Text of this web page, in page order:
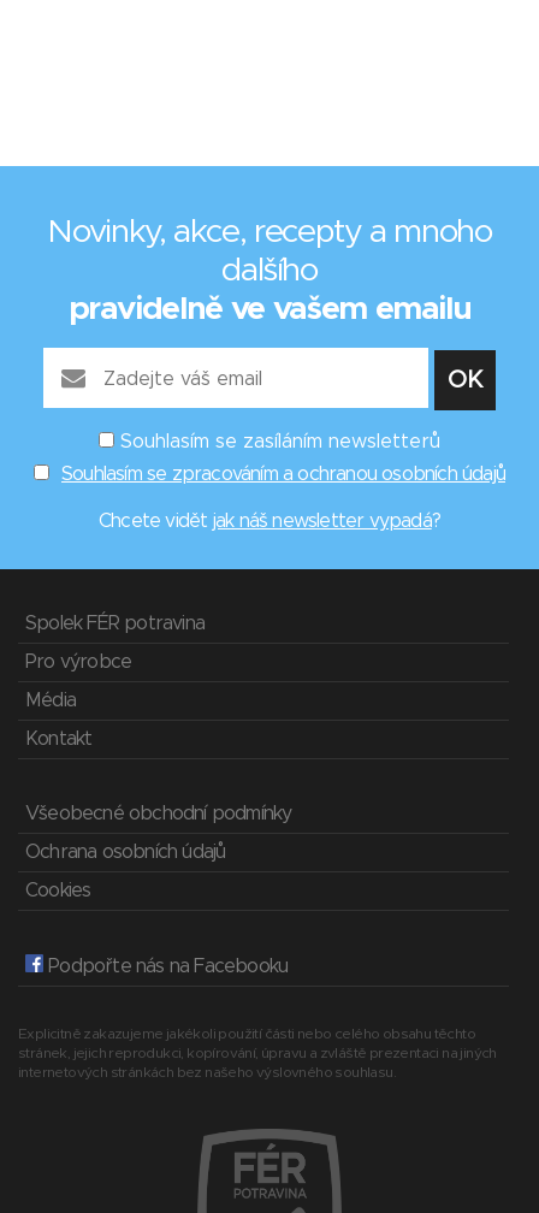
Novinky, akce, recepty a mnoho
dalšího
pravidelně ve vašem emailu
Souhlasím se zasíláním newsletterů
Souhlasím se zpracováním a ochranou osobních údajů
Chcete vidět jak náš newsletter vypadá?
Spolek FÉR potravina
Pro výrobce
Média
Kontakt
Všeobecné obchodní podmínky
Ochrana osobních údajů
Cookies
Podpořte nás na Facebooku
Explicitně zakazujeme jakékoli použití části nebo celého obsahu těchto
stránek, jejich reprodukci, kopírování, úpravu a zvláště prezentaci na jiných
internetových stránkách bez našeho výslovného souhlasu.